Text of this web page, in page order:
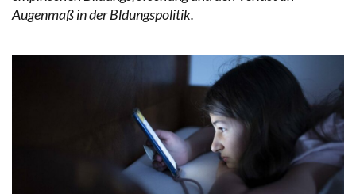
Augenmaß in der Bldungspolitik.